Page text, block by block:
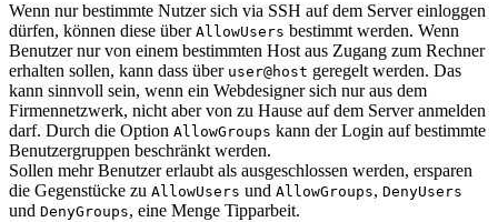
Wenn nur bestimmte Nutzer sich via SSH auf dem Server einloggen
dürfen, können diese über AllowUsers bestimmt werden. Wenn
Benutzer nur von einem bestimmten Host aus Zugang zum Rechner
erhalten sollen, kann dass über user@host geregelt werden. Das
kann sinnvoll sein, wenn ein Webdesigner sich nur aus dem
Firmennetzwerk, nicht aber von zu Hause auf dem Server anmelden
darf. Durch die Option AllowGroups kann der Login auf bestimmte
Benutzergruppen beschränkt werden.
Sollen mehr Benutzer erlaubt als ausgeschlossen werden, ersparen
die Gegenstücke zu AllowUsers und AllowGroups, DenyUsers
und DenyGroups, eine Menge Tipparbeit.